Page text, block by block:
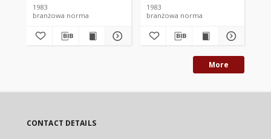
1983
branżowa norma
1983
branżowa norma
More
CONTACT DETAILS